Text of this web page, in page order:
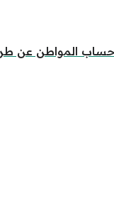
المواطن عن